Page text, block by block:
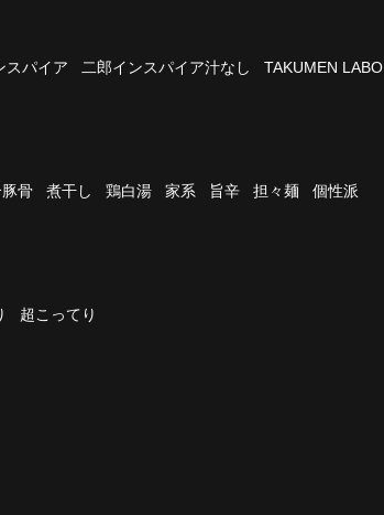
スパイア 二郎インスパイア汁なし
TAKUMEN LABO
骨 煮干し 鶏白湯 家系 旨辛 担々麺
個性派
超こってり